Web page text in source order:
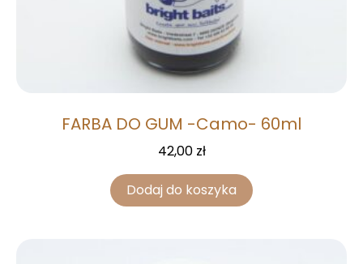
FARBA DO GUM -Camo- 60ml
42,00 zł
Dodaj do koszyka